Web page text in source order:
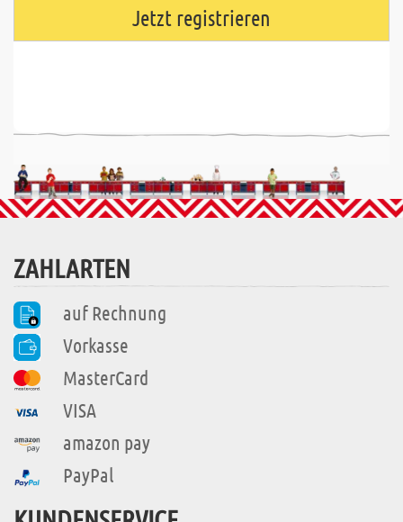
ZAHLARTEN
auf Rechnung
Vorkasse
MasterCard
VISA
amazon pay
PayPal